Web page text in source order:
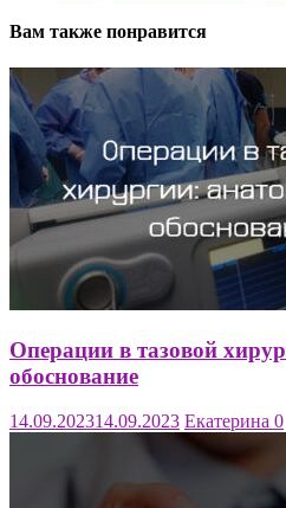
Вам также понравится
Операции в тазовой
обоснование
14.09.202314.09.2023 Екатерина 0